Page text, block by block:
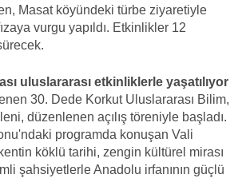
Masat köyündeki türbe ziyaretiyle
vurgu yapıldı. Etkinlikler 12
uluslararası etkinliklerle yaşatılıyor
30. Dede Korkut Uluslararası Bilim,
düzenlenen açılış töreniyle başladı.
programda konuşan Vali
köklü tarihi, zengin kültürel mirası
şahsiyetlerle Anadolu irfanının güçlü